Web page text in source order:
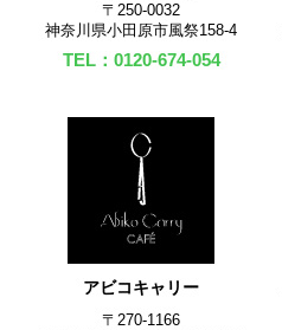
〒250-0032
神奈川県小田原市風祭158-4
TEL：0120-674-054
アビコキャリー
〒270‐1166